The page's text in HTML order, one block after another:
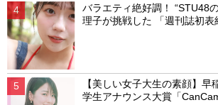
バラエティ絶好調！ “STU48
理子が挑戦した 「週刊誌初表
【美しい女子大生の素顔】早
学生アナウンス大賞「